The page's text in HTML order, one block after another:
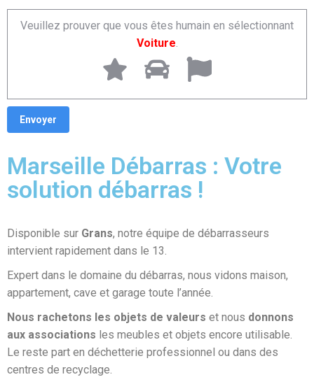
Veuillez prouver que vous êtes humain en sélectionnant
Voiture.
Marseille Débarras : Votre
solution débarras !
Disponible sur Grans, notre équipe de débarrasseurs
intervient rapidement dans le 13.
Expert dans le domaine du débarras, nous vidons maison,
appartement, cave et garage toute l’année.
Nous rachetons les objets de valeurs et nous donnons
aux associations les meubles et objets encore utilisable.
Le reste part en déchetterie professionnel ou dans des
centres de recyclage.